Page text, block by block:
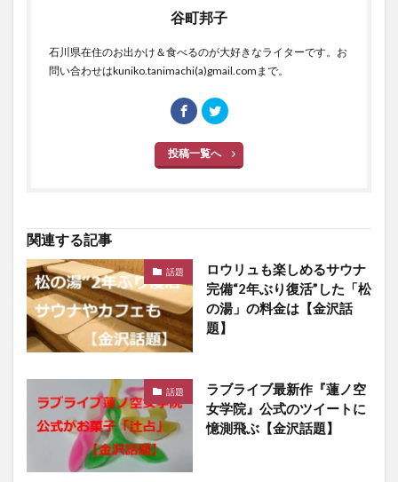
谷町邦子
石川県在住のお出かけ＆食べるのが大好きなライターです。お
問い合わせはkuniko.tanimachi(a)gmail.comまで。
投稿一覧へ
関連する記事
話題
ロウリュも楽しめるサウナ
完備“2年ぶり復活”した「松
の湯」の料金は【金沢話
題】
話題
ラブライブ最新作『蓮ノ空
女学院』公式のツイートに
憶測飛ぶ【金沢話題】